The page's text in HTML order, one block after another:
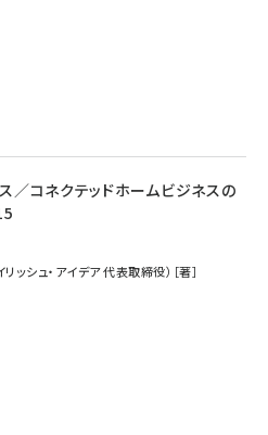
／コネクテッドホームビジネスの
ッシュ・アイデア 代表取締役）［著］